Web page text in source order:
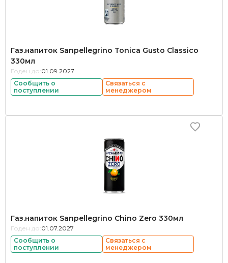
Газ.напиток Sanpellegrino Tonica Gusto Classico
330мл
Годен до: 01.09.2027
Сообщить о
поступлении
Связаться с
менеджером
Газ.напиток Sanpellegrino Chino Zero 330мл
Годен до: 01.07.2027
Сообщить о
поступлении
Связаться с
менеджером